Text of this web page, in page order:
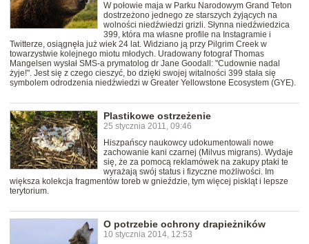
W połowie maja w Parku Narodowym Grand Teton
dostrzeżono jednego ze starszych żyjących na
wolności niedźwiedzi grizli. Słynna niedźwiedzica
399, która ma własne profile na Instagramie i
Twitterze, osiągnęła już wiek 24 lat. Widziano ją przy Pilgrim Creek w
towarzystwie kolejnego miotu młodych. Uradowany fotograf Thomas
Mangelsen wysłał SMS-a prymatolog dr Jane Goodall: "Cudownie nadal
żyje!". Jest się z czego cieszyć, bo dzięki swojej witalności 399 stała się
symbolem odrodzenia niedźwiedzi w Greater Yellowstone Ecosystem (GYE).
Plastikowe ostrzeżenie
25 stycznia 2011, 09:46
Hiszpańscy naukowcy udokumentowali nowe
zachowanie kani czarnej (Milvus migrans). Wydaje
się, że za pomocą reklamówek na zakupy ptaki te
wyrażają swój status i fizyczne możliwości. Im
większa kolekcja fragmentów toreb w gnieździe, tym więcej piskląt i lepsze
terytorium.
O potrzebie ochrony drapieżników
10 stycznia 2014, 12:53